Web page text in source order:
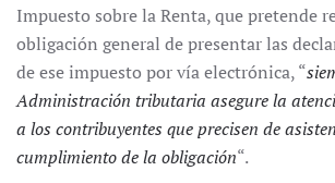
Impuesto sobre la Renta, que pretende
obligación general de presentar las
de ese impuesto por vía electrónica, “
Administración tributaria asegure la
a los contribuyentes que precisen de
cumplimiento de la obligación“.